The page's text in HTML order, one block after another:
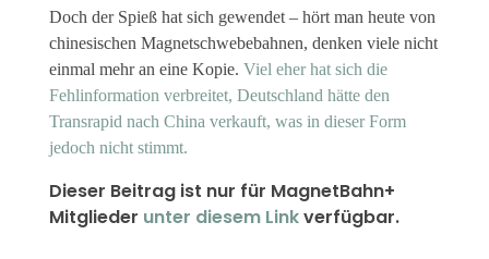
Doch der Spieß hat sich gewendet – hört man heute von
chinesischen Magnetschwebebahnen, denken viele nicht
einmal mehr an eine Kopie. Viel eher hat sich die
Fehlinformation verbreitet, Deutschland hätte den
Transrapid nach China verkauft, was in dieser Form
jedoch nicht stimmt.
Dieser Beitrag ist nur für MagnetBahn+
Mitglieder unter diesem Linkverfügbar.